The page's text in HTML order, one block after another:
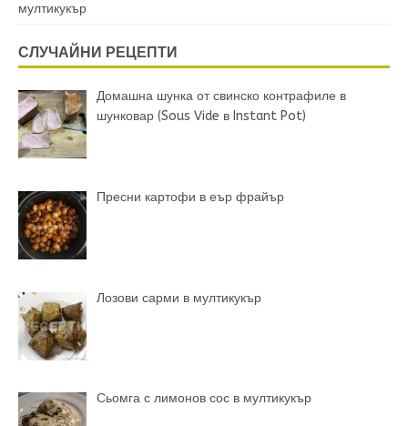
мултикукър
СЛУЧАЙНИ РЕЦЕПТИ
Домашна шунка от свинско контрафиле в
шунковар (Sous Vide в Instant Pot)
Пресни картофи в еър фрайър
Лозови сарми в мултикукър
Сьомга с лимонов сос в мултикукър